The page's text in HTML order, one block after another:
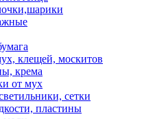
клещей, москитов
крема
от мух
сетки
пластины